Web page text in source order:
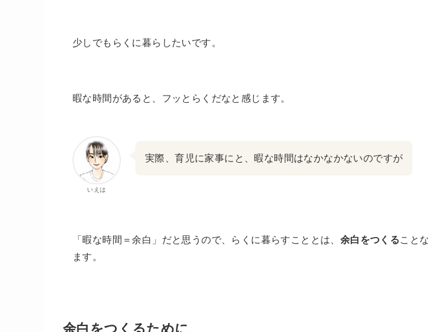
少しでもらくに暮らしたいです。
暇な時間があると、フッとらくだなと感じます。
いえは
実際、育児に家事にと、暇な時間はなかなかないのですが
「暇な時間＝余白」だと思うので、らくに暮らすこととは、 余白をつくること
ます。
余白をつくるために